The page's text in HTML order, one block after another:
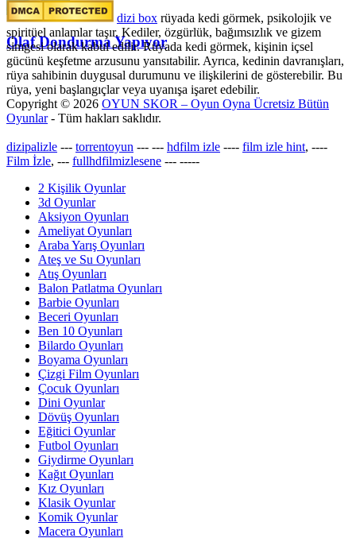
Olaf Dondurma Yapıyor
dizi box rüyada kedi görmek​, psikolojik ve
spiritüel anlamlar taşır. Kediler, özgürlük, bağımsızlık ve gizem
simgesi olarak kabul edilir. Rüyada kedi görmek, kişinin içsel
gücünü keşfetme arzusunu yansıtabilir. Ayrıca, kedinin davranışları,
rüya sahibinin duygusal durumunu ve ilişkilerini de gösterebilir. Bu
rüya, yeni başlangıçlar veya uyanışa işaret edebilir.
Copyright © 2026 OYUN SKOR – Oyun Oyna Ücretsiz Bütün
Oyunlar- Tüm hakları saklıdır.
dizipalizle --- torrentoyun --- --- hdfilm izle ---- film izle hint, ----
Film İzle, --- fullhdfilmizlesene --- -----
2 Kişilik Oyunlar
3d Oyunlar
Aksiyon Oyunları
Ameliyat Oyunları
Araba Yarış Oyunları
Ateş ve Su Oyunları
Atış Oyunları
Balon Patlatma Oyunları
Barbie Oyunları
Beceri Oyunları
Ben 10 Oyunları
Bilardo Oyunları
Boyama Oyunları
Çizgi Film Oyunları
Çocuk Oyunları
Dini Oyunlar
Dövüş Oyunları
Eğitici Oyunlar
Futbol Oyunları
Giydirme Oyunları
Kağıt Oyunları
Kız Oyunları
Klasik Oyunlar
Komik Oyunlar
Macera Oyunları